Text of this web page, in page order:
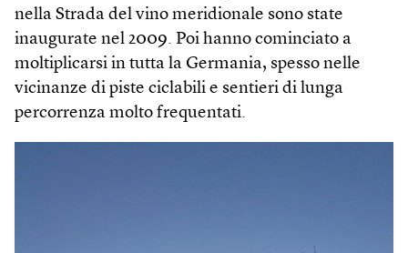
nella Strada del vino meridionale sono state
inaugurate nel 2009. Poi hanno cominciato a
moltiplicarsi in tutta la Germania, spesso nelle
vicinanze di piste ciclabili e sentieri di lunga
percorrenza molto frequentati.